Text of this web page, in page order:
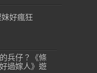
好瘋狂
兵仔？《條
過嫁人》遊